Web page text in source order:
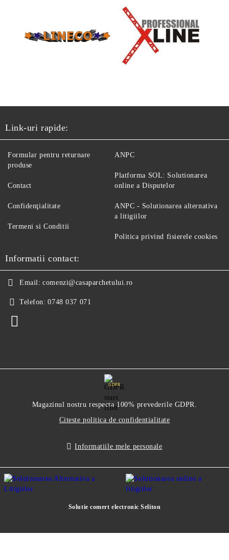
Link-uri rapide:
Formular pentru returnare
produse
Contact
Confidenţialitate
Termeni si Conditii
ANPC
Platforma SOL: Solutionarea
online a Disputelor
ANPC - Solutionarea alternativa
a litigiilor
Politica privind fisierele cookies
Informatii contact:
Email: comenzi@casaparchetului.ro
Telefon: 0748 037 071
GDPR
Magazinul nostru respecta 100% prevederile GDPR.
Citeste politica de confidentialitate
Informatiile mele personale
Solutie comert electronic Seliton